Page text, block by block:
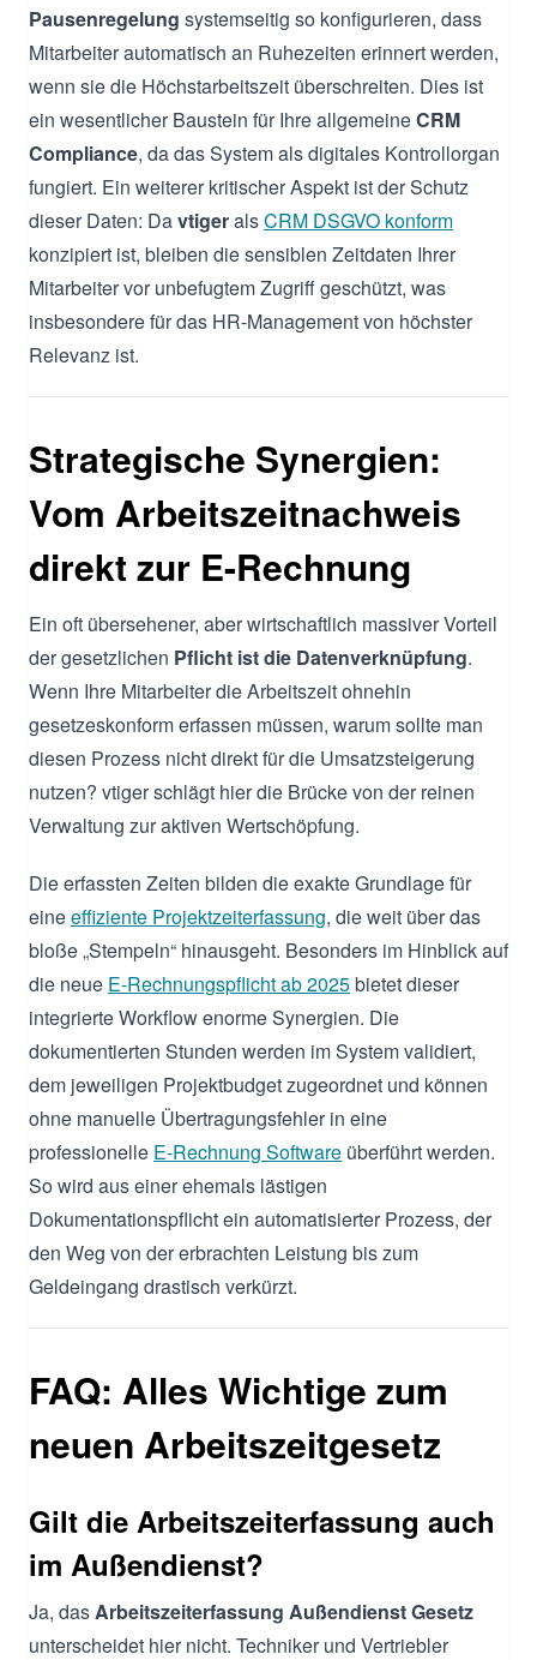
Pausenregelung systemseitig so konfigurieren, dass
Mitarbeiter automatisch an Ruhezeiten erinnert werden,
wenn sie die Höchstarbeitszeit überschreiten. Dies ist
ein wesentlicher Baustein für Ihre allgemeineCRM
Compliance, da das System als digitales Kontrollorgan
fungiert. Ein weiterer kritischer Aspekt ist der Schutz
dieser Daten: DavtigeralsCRM DSGVO konform
konzipiert ist, bleiben die sensiblen Zeitdaten Ihrer
Mitarbeiter vor unbefugtem Zugriff geschützt, was
insbesondere für das HR-Management von höchster
Relevanz ist.
Strategische Synergien:
Vom Arbeitszeitnachweis
direkt zur E-Rechnung
Ein oft übersehener, aber wirtschaftlich massiver Vorteil
der gesetzlichen Pflicht ist die Datenverknüpfung.
Wenn Ihre Mitarbeiter die Arbeitszeit ohnehin
gesetzeskonform erfassen müssen, warum sollte man
diesen Prozess nicht direkt für die Umsatzsteigerung
nutzen? vtiger schlägt hier die Brücke von der reinen
Verwaltung zur aktiven Wertschöpfung.
Die erfassten Zeiten bilden die exakte Grundlage für
eineeffiziente Projektzeiterfassung, die weit über das
bloße „Stempeln“ hinausgeht. Besonders im Hinblick auf
die neue E-Rechnungspflicht ab 2025bietet dieser
integrierte Workflow enorme Synergien. Die
dokumentierten Stunden werden im System validiert,
dem jeweiligen Projektbudget zugeordnet und können
ohne manuelle Übertragungsfehler in eine
professionelle E-Rechnung Software überführt werden.
So wird aus einer ehemals lästigen
Dokumentationspflicht ein automatisierter Prozess, der
den Weg von der erbrachten Leistung bis zum
Geldeingang drastisch verkürzt.
FAQ: Alles Wichtige zum
neuen Arbeitszeitgesetz
Gilt die Arbeitszeiterfassung auch
im Außendienst?
Ja, das Arbeitszeiterfassung Außendienst Gesetz
unterscheidet hier nicht. Techniker und Vertriebler